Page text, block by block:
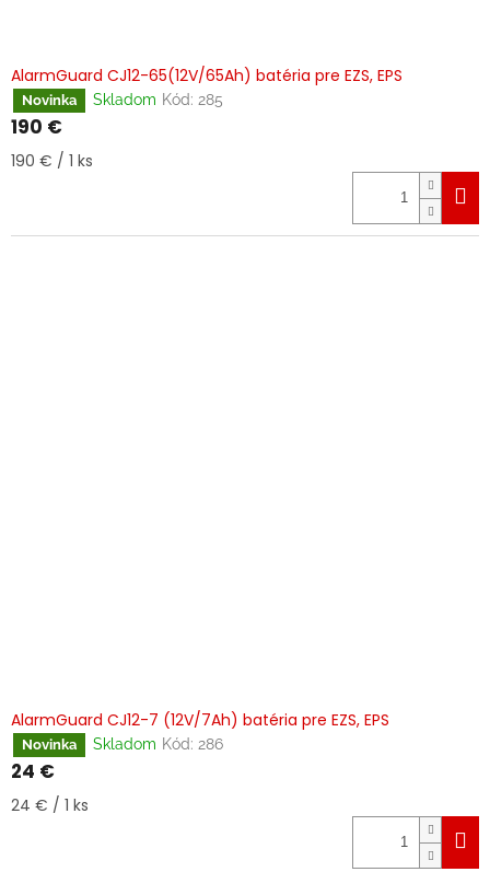
AlarmGuard CJ12-65(12V/65Ah) batéria pre EZS, EPS
Novinka Skladom Kód: 285
190 €
Jednotková
190 € / 1 ks
AlarmGuard CJ12-7 (12V/7Ah) batéria pre EZS, EPS
Novinka Skladom Kód: 286
24 €
Jednotková
24 € / 1 ks